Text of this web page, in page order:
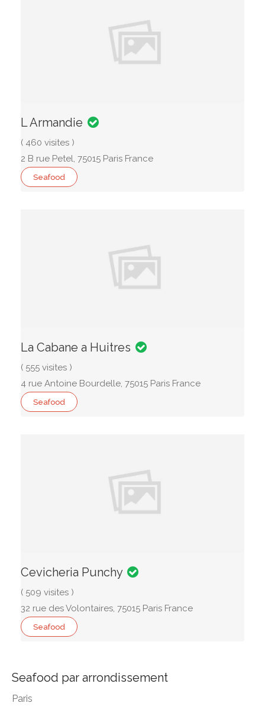
Seafood par arrondissement
Paris
L Armandie
( 460 visites )
2 B rue Petel, 75015 Paris France
Seafood
La Cabane a Huitres
( 555 visites )
4 rue Antoine Bourdelle, 75015 Paris France
Seafood
Cevicheria Punchy
( 509 visites )
32 rue des Volontaires, 75015 Paris France
Seafood